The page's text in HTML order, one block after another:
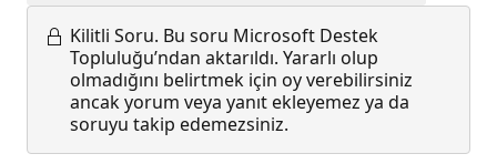
Kilitli Soru. Bu soru Microsoft Destek
Topluluğu’ndan aktarıldı. Yararlı olup
olmadığını belirtmek için oy verebilirsiniz
ancak yorum veya yanıt ekleyemez ya da
soruyu takip edemezsiniz.